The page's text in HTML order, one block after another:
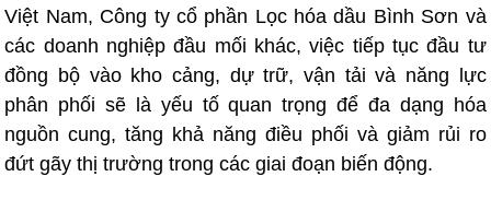
Việt Nam, Công ty cổ phần Lọc hóa dầu Bình Sơn và
các doanh nghiệp đầu mối khác, việc tiếp tục đầu tư
đồng bộ vào kho cảng, dự trữ, vận tải và năng lực
phân phối sẽ là yếu tố quan trọng để đa dạng hóa
nguồn cung, tăng khả năng điều phối và giảm rủi ro
đứt gãy thị trường trong các giai đoạn biến động.